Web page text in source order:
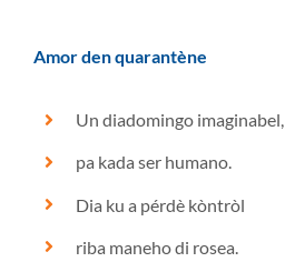
Amor den quarantène
Un diadomingo imaginabel,
pa kada ser humano.
Dia ku a pérdè kòntròl
riba maneho di rosea.